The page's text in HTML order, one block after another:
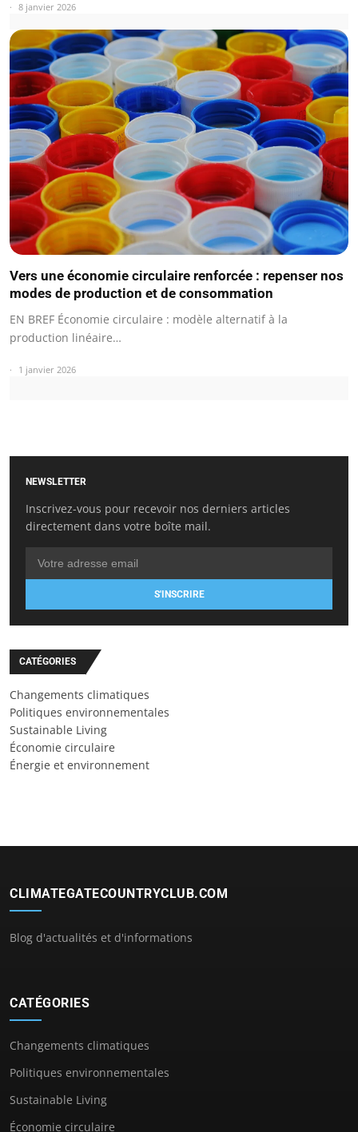
8 janvier 2026
Vers une économie circulaire renforcée : repenser nos
modes de production et de consommation
EN BREF Économie circulaire : modèle alternatif à la
production linéaire…
1 janvier 2026
NEWSLETTER
Inscrivez-vous pour recevoir nos derniers articles
directement dans votre boîte mail.
S'INSCRIRE
CATÉGORIES
Changements climatiques
Politiques environnementales
Sustainable Living
Économie circulaire
Énergie et environnement
CLIMATEGATECOUNTRYCLUB.COM
Blog d'actualités et d'informations
CATÉGORIES
Changements climatiques
Politiques environnementales
Sustainable Living
Économie circulaire